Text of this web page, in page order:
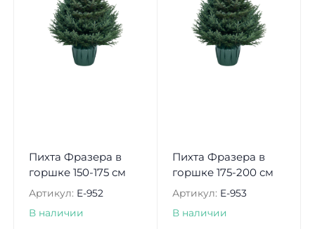
Пихта Фразера в
горшке 150-175 см
Артикул: E-952
В наличии
Пихта Фразера в
горшке 175-200 см
Артикул: E-953
В наличии